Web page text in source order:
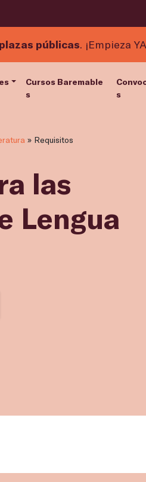
públicas. ¡Empieza
Cursos Baremable
s
s
» Requisitos
las
Lengua